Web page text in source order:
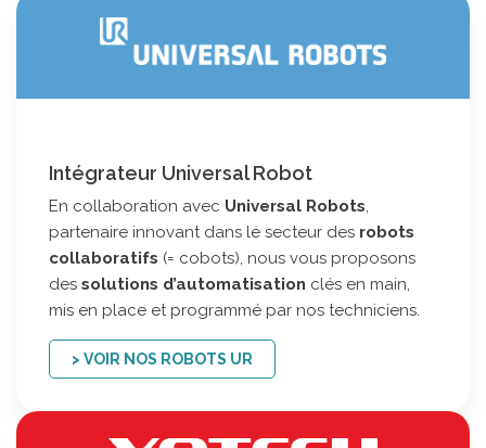
Intégrateur Universal Robot
En collaboration avec Universal Robots,
partenaire innovant dans le secteur des robots
collaboratifs (= cobots), nous vous proposons
des solutions d’automatisation clés en main,
mis en place et programmé par nos techniciens.
> VOIR NOS ROBOTS UR